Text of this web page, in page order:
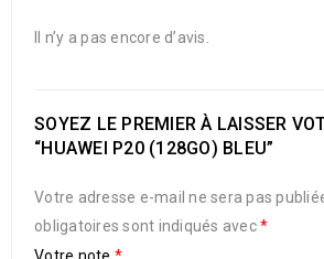
Il n’y a pas encore d’avis.
SOYEZ LE PREMIER À LAISSER
“HUAWEI P20 (128GO) BLEU”
Votre adresse e-mail ne sera pas
obligatoires sont indiqués avec*